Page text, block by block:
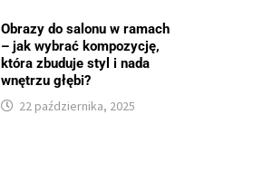
Obrazy do salonu w ramach
– jak wybrać kompozycję,
która zbuduje styl i nada
wnętrzu głębi?
22 października, 2025